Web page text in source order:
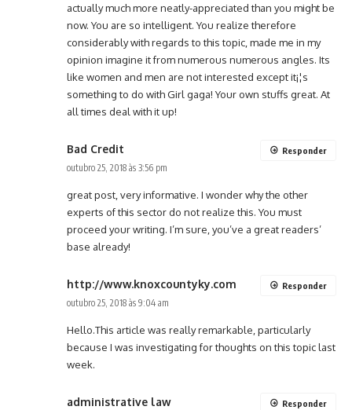
actually much more neatly-appreciated than you might be
now. You are so intelligent. You realize therefore
considerably with regards to this topic, made me in my
opinion imagine it from numerous numerous angles. Its
like women and men are not interested except it¡¦s
something to do with Girl gaga! Your own stuffs great. At
all times deal with it up!
Bad Credit
outubro 25, 2018 às 3:56 pm
great post, very informative. I wonder why the other
experts of this sector do not realize this. You must
proceed your writing. I’m sure, you’ve a great readers’
base already!
Responder
http://www.knoxcountyky.com
outubro 25, 2018 às 9:04 am
Hello.This article was really remarkable, particularly
because I was investigating for thoughts on this topic last
week.
Responder
administrative law Responder